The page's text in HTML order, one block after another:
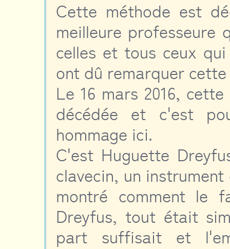
Cette méthode est
meilleure professeure
celles et tous ceux
ont dû remarquer
Le 16 mars 2016,
décédée et c'est
hommage ici.
C'est Huguette
clavecin, un
montré comment le
Dreyfus, tout était
part suffisait et